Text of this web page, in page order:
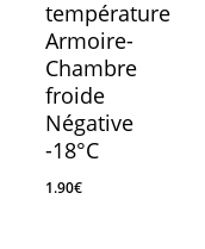
température
Armoire-
Chambre
froide
Négative
-18°C
1.90€
1.90